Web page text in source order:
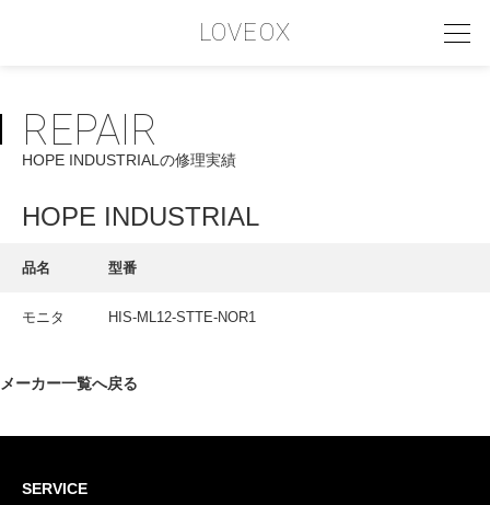
LOVEOX
PHILOSOPHY
フィロソフィー
COMPANY PROFILE
INTERVIEW
採用情報
REPAIR
HOPE INDUSTRIALの修理実績
HOPE INDUSTRIAL
品名 型番
モニタ HIS-ML12-STTE-NOR1
メーカー一覧へ戻る
SERVICE